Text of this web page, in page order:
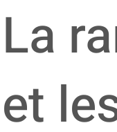
l’océan Atlantique,
une lumière dorée
La
et